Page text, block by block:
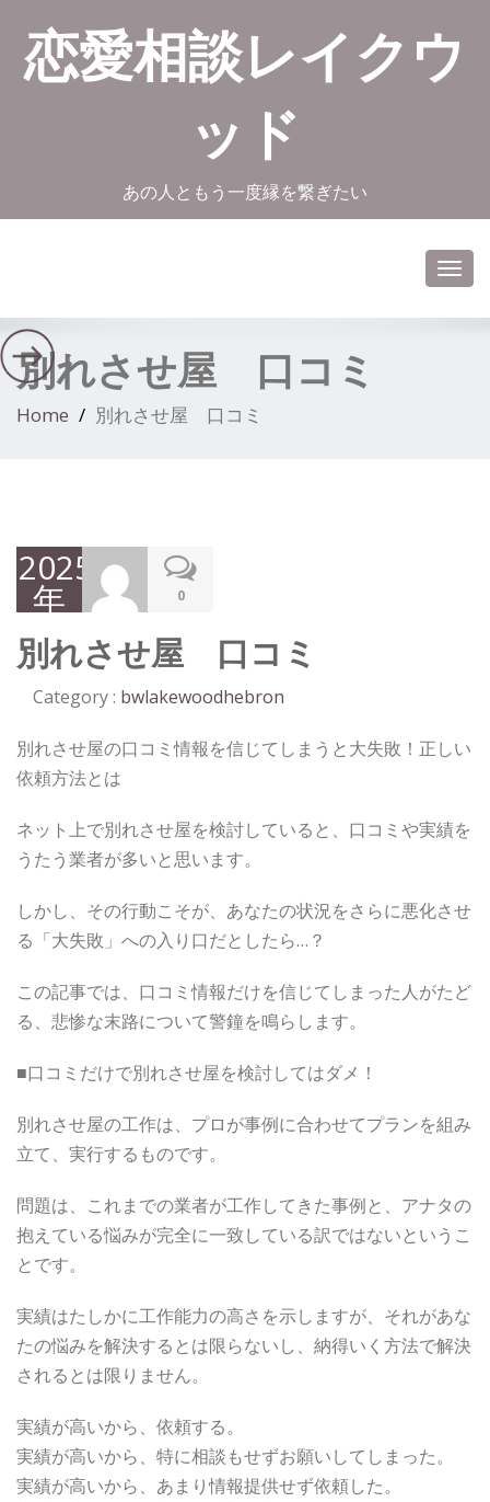
恋愛相談レイクウ
ッド
あの人ともう一度縁を繋ぎたい
別れさせ屋 口コミ
Home 別れさせ屋 口コミ
2025
年
11
月3
日
0
別れさせ屋 口コミ
Category : bwlakewoodhebron
別れさせ屋の口コミ情報を信じてしまうと大失敗！正しい
依頼方法とは
ネット上で別れさせ屋を検討していると、口コミや実績を
うたう業者が多いと思います。
しかし、その行動こそが、あなたの状況をさらに悪化させ
る「大失敗」への入り口だとしたら…？
この記事では、口コミ情報だけを信じてしまった人がたど
る、悲惨な末路について警鐘を鳴らします。
■口コミだけで別れさせ屋を検討してはダメ！
別れさせ屋の工作は、プロが事例に合わせてプランを組み
立て、実行するものです。
問題は、これまでの業者が工作してきた事例と、アナタの
抱えている悩みが完全に一致している訳ではないというこ
とです。
実績はたしかに工作能力の高さを示しますが、それがあな
たの悩みを解決するとは限らないし、納得いく方法で解決
されるとは限りません。
実績が高いから、依頼する。
実績が高いから、特に相談もせずお願いしてしまった。
実績が高いから、あまり情報提供せず依頼した。